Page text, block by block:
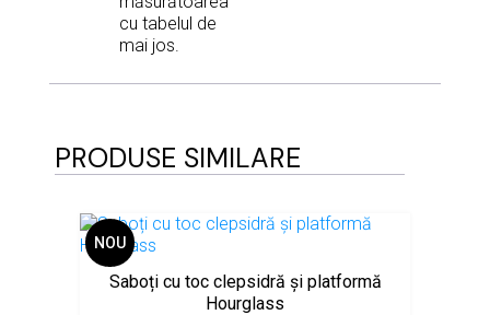
cu tabelul de
mai jos.
PRODUSE SIMILARE
NOU
Saboți cu toc clepsidră și platformă
Hourglass